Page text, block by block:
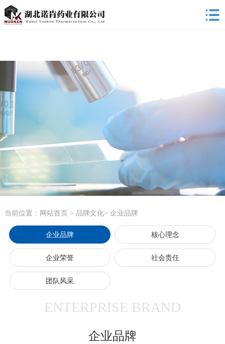
当前位置： 网站首页 > 品牌文化> 企业品牌
企业品牌 核心理念
企业荣誉 社会责任
团队风采
ENTERPRISE BRAND
企业品牌